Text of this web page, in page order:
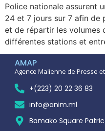
Police nationale assurent
24 et 7 jours sur 7 afin de
et de répartir les volumes
différentes stations et
AMAP
Agence Malienne de Presse
+(223) 20 22 36 83
info@anim.ml
Bamako Square